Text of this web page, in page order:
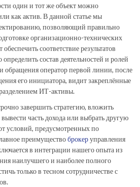
один и тот же объект можно
как актив. В данной статье мы
позволяющий правильно
организационно-технических
соответствие результатов
состав деятельностей и ролей
обращения оператор первой линии, после
его инициатора, видит закреплённые
ИТ-активы.
завершить стратегию, вложить
часть дохода или выбрать другую
условий, предусмотренных по
преимуществоброкеруправления
в интеграции нашего опыта из
наилучшего и наиболее полного
только в тесном сотрудничестве с